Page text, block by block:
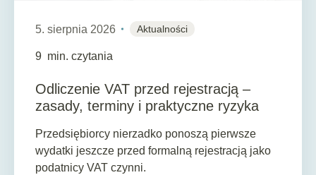
5. sierpnia 2026 Aktualności
9 min. czytania
Odliczenie VAT przed rejestracją –
zasady, terminy i praktyczne ryzyka
Przedsiębiorcy nierzadko ponoszą pierwsze
wydatki jeszcze przed formalną rejestracją jako
podatnicy VAT czynni.